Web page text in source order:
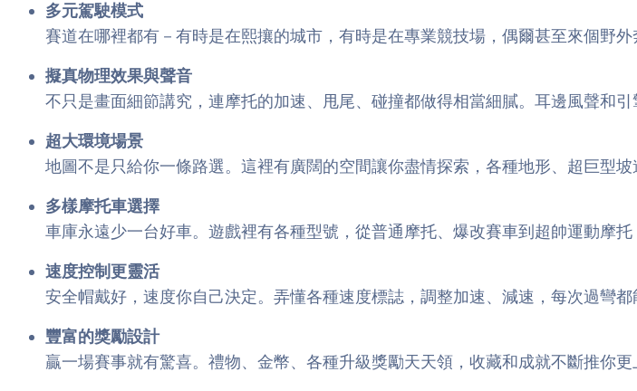
多元駕駛模式
賽道在哪裡都有－有時是在熙攘的城市，有時是在專業競技場，偶爾甚至來個野
擬真物理效果與聲音
不只是畫面細節講究，連摩托的加速、甩尾、碰撞都做得相當細膩。耳邊風聲和引
超大環境場景
地圖不是只給你一條路選。這裡有廣闊的空間讓你盡情探索，各種地形、超巨型坡
多樣摩托車選擇
車庫永遠少一台好車。遊戲裡有各種型號，從普通摩托、爆改賽車到超帥運動摩
速度控制更靈活
安全帽戴好，速度你自己決定。弄懂各種速度標誌，調整加速、減速，每次過彎都
豐富的獎勵設計
贏一場賽事就有驚喜。禮物、金幣、各種升級獎勵天天領，收藏和成就不斷推你更